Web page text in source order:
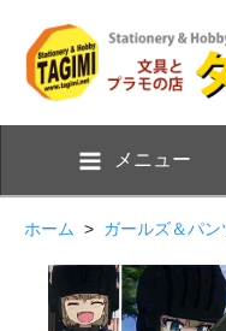
メニュー
ホーム > ガールズ＆パン